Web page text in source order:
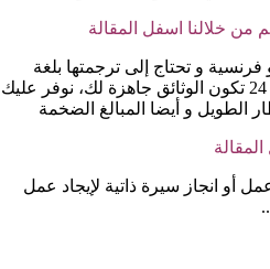
من خلالنا اسفل المقالة
فرنسية و تحتاج إلى ترجمتها بلغة
انجليزية، تواصل معنا الان، خلال 24 تكون الوثائق جاهزة لك، نوفر عليك
الطويل و أيضا المبالغ الضخمة
أو انجاز سيرة ذاتية لإيجاد عمل